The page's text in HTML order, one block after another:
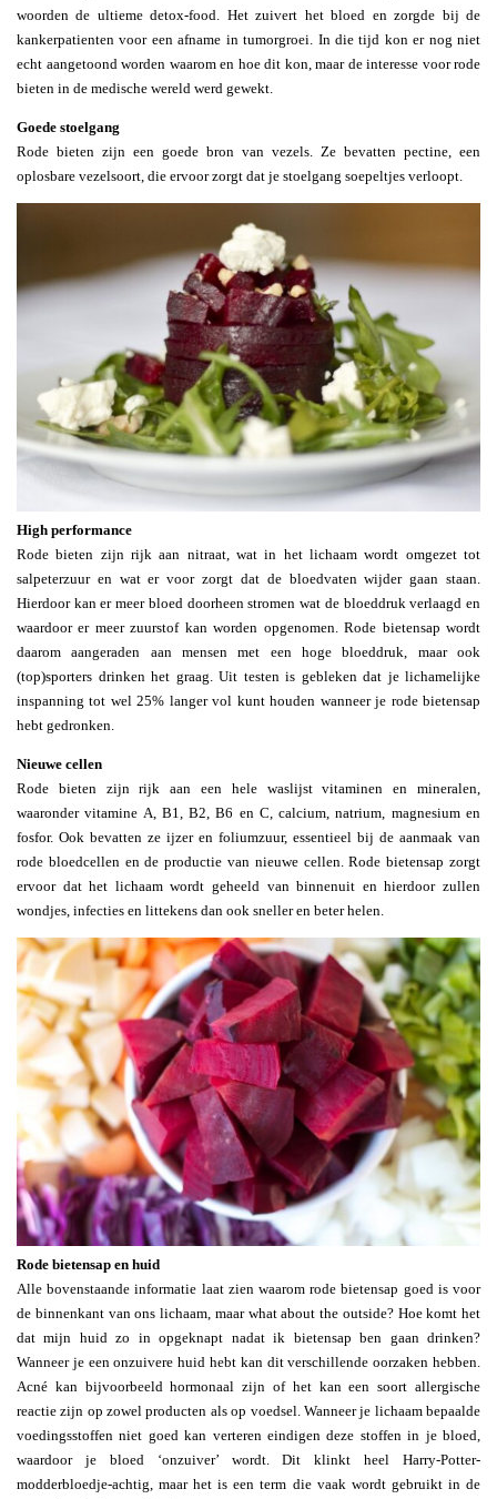
woorden de ultieme detox-food. Het zuivert het bloed en zorgde bij de
kankerpatienten voor een afname in tumorgroei. In die tijd kon er nog niet
echt aangetoond worden waarom en hoe dit kon, maar de interesse voor rode
bieten in de medische wereld werd gewekt.
Goede stoelgang
Rode bieten zijn een goede bron van vezels. Ze bevatten pectine, een
oplosbare vezelsoort, die ervoor zorgt dat je stoelgang soepeltjes verloopt.
High performance
Rode bieten zijn rijk aan nitraat, wat in het lichaam wordt omgezet tot
salpeterzuur en wat er voor zorgt dat de bloedvaten wijder gaan staan.
Hierdoor kan er meer bloed doorheen stromen wat de bloeddruk verlaagd en
waardoor er meer zuurstof kan worden opgenomen. Rode bietensap wordt
daarom aangeraden aan mensen met een hoge bloeddruk, maar ook
(top)sporters drinken het graag. Uit testen is gebleken dat je lichamelijke
inspanning tot wel 25% langer vol kunt houden wanneer je rode bietensap
hebt gedronken.
Nieuwe cellen
Rode bieten zijn rijk aan een hele waslijst vitaminen en mineralen,
waaronder vitamine A, B1, B2, B6 en C, calcium, natrium, magnesium en
fosfor. Ook bevatten ze ijzer en foliumzuur, essentieel bij de aanmaak van
rode bloedcellen en de productie van nieuwe cellen. Rode bietensap zorgt
ervoor dat het lichaam wordt geheeld van binnenuit en hierdoor zullen
wondjes, infecties en littekens dan ook sneller en beter helen.
Rode bietensap en huid
Alle bovenstaande informatie laat zien waarom rode bietensap goed is voor
de binnenkant van ons lichaam, maar what about the outside? Hoe komt het
dat mijn huid zo in opgeknapt nadat ik bietensap ben gaan drinken?
Wanneer je een onzuivere huid hebt kan dit verschillende oorzaken hebben.
Acné kan bijvoorbeeld hormonaal zijn of het kan een soort allergische
reactie zijn op zowel producten als op voedsel. Wanneer je lichaam bepaalde
voedingsstoffen niet goed kan verteren eindigen deze stoffen in je bloed,
waardoor je bloed ‘onzuiver’ wordt. Dit klinkt heel Harry-Potter-
modderbloedje-achtig, maar het is een term die vaak wordt gebruikt in de